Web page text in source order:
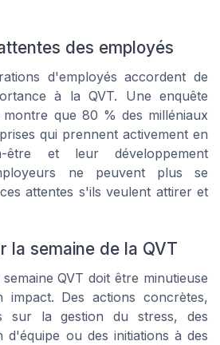
des employés
d'employés accordent de
à la QVT. Une enquête
que 80 % des milléniaux
qui prennent activement en
être et leur développement
ne peuvent plus se
attentes s'ils veulent attirer et
la semaine de la QVT
QVT doit être minutieuse
impact. Des actions concrètes,
sur la gestion du stress, des
d'équipe ou des initiations à des